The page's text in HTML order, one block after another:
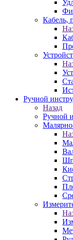
Кабель,
Ручной
Назад
Ручной